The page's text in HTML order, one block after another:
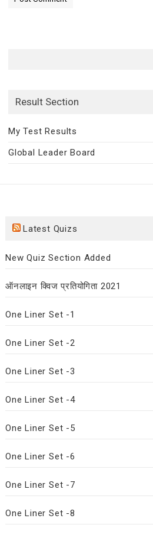
Result Section
My Test Results
Global Leader Board
Latest Quizs
New Quiz Section Added
ऑनलाइन क्विज प्रतियोगिता 2021
One Liner Set -1
One Liner Set -2
One Liner Set -3
One Liner Set -4
One Liner Set -5
One Liner Set -6
One Liner Set -7
One Liner Set -8